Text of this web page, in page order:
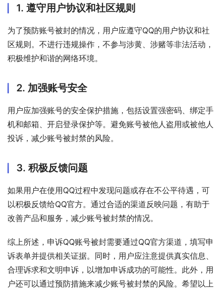
1. 遵守用户协议和社区规则
为了预防账号被封的情况，用户应遵守QQ的用户协议和社
区规则。不进行违规操作，不参与涉黄、涉赌等非法活动，
积极维护和谐的网络环境。
2. 加强账号安全
用户应加强账号的安全保护措施，包括设置强密码、绑定手
机和邮箱、开启登录保护等。避免账号被他人盗用或被他人
投诉，减少账号被封禁的风险。
3. 积极反馈问题
如果用户在使用QQ过程中发现问题或存在不公平待遇，可
以积极反馈给QQ官方。通过合适的渠道反映问题，有助于
改善产品和服务，减少账号被封禁的情况。
综上所述，申诉QQ账号被封需要通过QQ官方渠道，填写申
诉表单并提供相关证据。同时，用户应注意提供真实信息、
合理诉求和文明申诉，以增加申诉成功的可能性。此外，用
户还可以通过预防措施来减少账号被封禁的风险。希望以上